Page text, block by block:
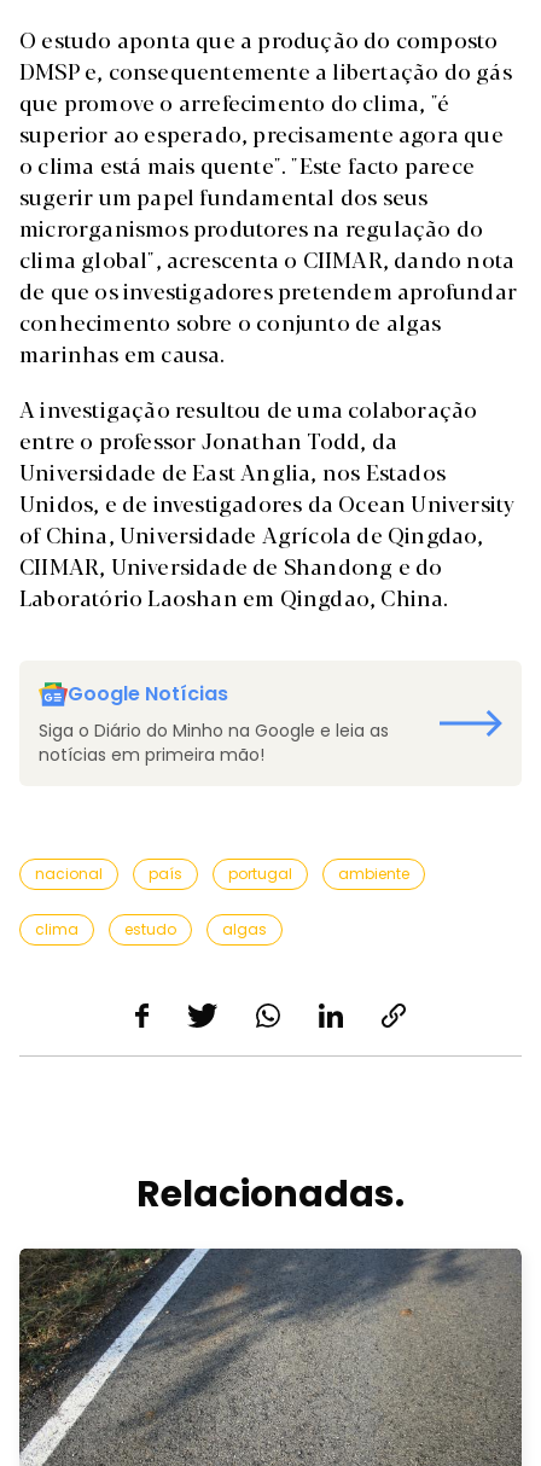
O estudo aponta que a produção do composto
DMSP e, consequentemente a libertação do gás
que promove o arrefecimento do clima, "é
superior ao esperado, precisamente agora que
o clima está mais quente". "Este facto parece
sugerir um papel fundamental dos seus
microrganismos produtores na regulação do
clima global", acrescenta o CIIMAR, dando nota
de que os investigadores pretendem aprofundar
conhecimento sobre o conjunto de algas
marinhas em causa.
A investigação resultou de uma colaboração
entre o professor Jonathan Todd, da
Universidade de East Anglia, nos Estados
Unidos, e de investigadores da Ocean University
of China, Universidade Agrícola de Qingdao,
CIIMAR, Universidade de Shandong e do
Laboratório Laoshan em Qingdao, China.
Google Notícias
Siga o Diário do Minho na Google e leia as
notícias em primeira mão!
nacional país portugal ambiente
clima estudo algas
Relacionadas.